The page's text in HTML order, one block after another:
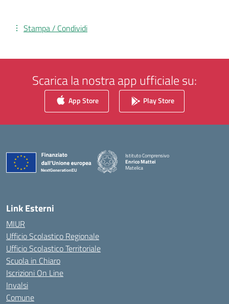
Stampa / Condividi
Scarica la nostra app ufficiale su:
App Store Play Store
Istituto Comprensivo
Enrico Mattei
Matelica
Link Esterni
MIUR
Ufficio Scolastico Regionale
Ufficio Scolastico Territoriale
Scuola in Chiaro
Iscrizioni On Line
Invalsi
Comune